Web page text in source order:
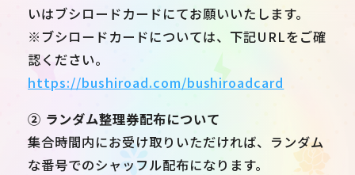
いはブシロードカードにてお願いいたします。
※ブシロードカードについては、下記URLをご確
認ください。
https://bushiroad.com/bushiroadcard
② ランダム整理券配布について
集合時間内にお受け取りいただければ、ランダム
な番号でのシャッフル配布になります。